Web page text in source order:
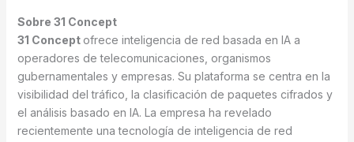
Sobre 31 Concept
31 Concept ofrece inteligencia de red basada en IA a
operadores de telecomunicaciones, organismos
gubernamentales y empresas. Su plataforma se centra en la
visibilidad del tráfico, la clasificación de paquetes cifrados y
el análisis basado en IA. La empresa ha revelado
recientemente una tecnología de inteligencia de red